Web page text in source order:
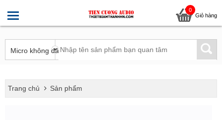
0
Giỏ hàng
Trang chủ Sản phẩm